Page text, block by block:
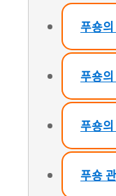
푸숑
푸숑
푸숑
푸숑